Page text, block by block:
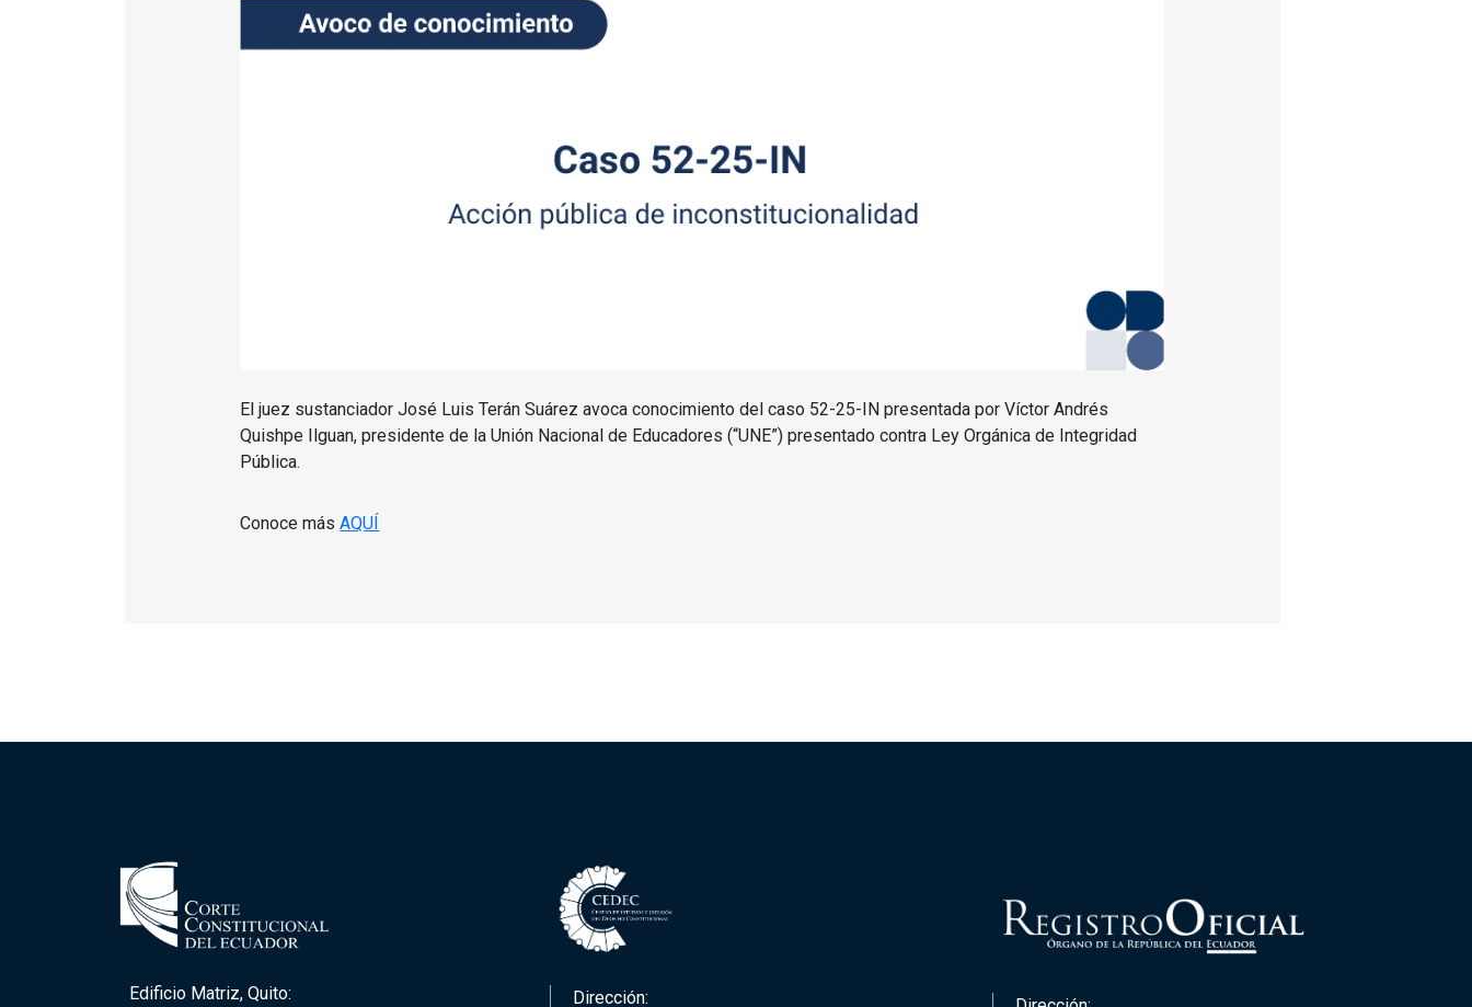
El juez sustanciador José Luis Terán Suárez avoca conocimiento del caso 52-25-IN presentada por Víctor Andrés
Quishpe Ilguan, presidente de la Unión Nacional de Educadores (“UNE”) presentado contra Ley Orgánica de Integridad
Pública.
Conoce másAQUÍ
Edificio Matriz, Quito: Dirección: